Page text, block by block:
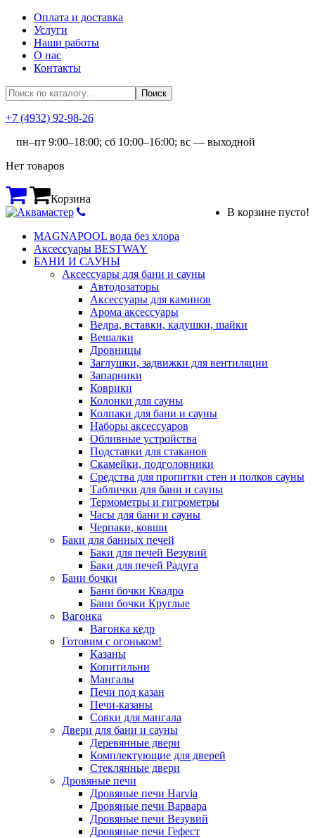
Оплата и доставка
Услуги
Наши работы
О нас
Контакты
+7 (4932) 92-98-26
пн–пт 9:00–18:00; сб 10:00–16:00; вс — выходной
Нет товаров
Корзина
В корзине пусто!
MAGNAPOOL вода без хлора
Аксессуары BESTWAY
БАНИ И САУНЫ
Аксессуары для бани и сауны
Автодозаторы
Аксессуары для каминов
Арома аксессуары
Ведра, вставки, кадушки, шайки
Вешалки
Дровницы
Заглушки, задвижки для вентиляции
Запарники
Коврики
Колонки для сауны
Колпаки для бани и сауны
Наборы аксессуаров
Обливные устройства
Подставки для стаканов
Скамейки, подголовники
Средства для пропитки стен и полков сауны
Таблички для бани и сауны
Термометры и гигрометры
Часы для бани и сауны
Черпаки, ковши
Баки для банных печей
Баки для печей Везувий
Баки для печей Радуга
Бани бочки
Бани бочки Квадро
Бани бочки Круглые
Вагонка
Вагонка кедр
Готовим с огоньком!
Казаны
Копитильни
Мангалы
Печи под казан
Печи-казаны
Совки для мангала
Двери для бани и сауны
Деревянные двери
Комплектующие для дверей
Стеклянные двери
Дровяные печи
Дровяные печи Harvia
Дровяные печи Варвара
Дровяные печи Везувий
Дровяные печи Гефест